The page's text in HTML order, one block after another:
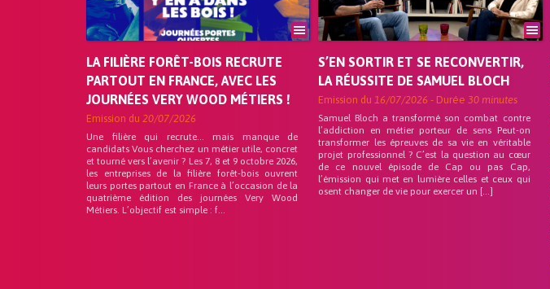
LA FILIÈRE FORÊT-BOIS RECRUTE
PARTOUT EN FRANCE, AVEC LES
JOURNÉES VERY WOOD MÉTIERS !
Emission du 20/07/2026
Une filière qui recrute… mais manque de
candidats Vous cherchez un métier utile, concret
et tourné vers l’avenir ? Les 7, 8 et 9 octobre 2026,
les entreprises de la filière forêt-bois ouvrent
leurs portes partout en France à l’occasion de la
quatrième édition des journées Very Wood
Métiers. L’objectif est simple : f...
S’EN SORTIR ET SE RECONVERTIR,
LA RÉUSSITE DE SAMUEL BLOCH
Emission du 16/07/2026 - Durée 30 minutes
Samuel Bloch a transformé son combat contre
l’addiction en métier porteur de sens Peut-on
transformer les épreuves de sa vie en véritable
projet professionnel ? C’est la question au cœur
de ce nouvel épisode de Cap ou pas Cap,
l’émission qui met en lumière celles et ceux qui
osent changer de vie pour exercer un […]